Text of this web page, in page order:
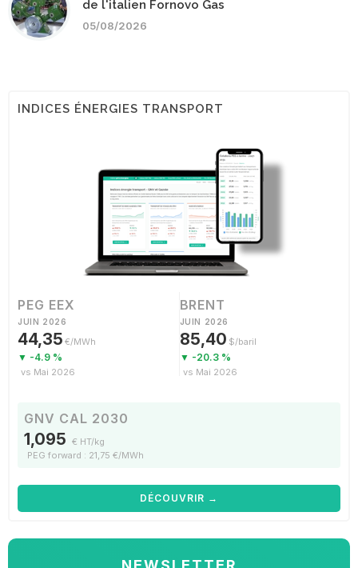
de l'italien Fornovo Gas
05/08/2026
INDICES ÉNERGIES TRANSPORT
PEG EEX
JUIN 2026
44,35 €/MWh
▼ -4.9 %
vs Mai 2026
BRENT
JUIN 2026
85,40 $/baril
▼ -20.3 %
vs Mai 2026
GNV CAL 2030
1,095 € HT/kg
PEG forward : 21,75 €/MWh
DÉCOUVRIR →